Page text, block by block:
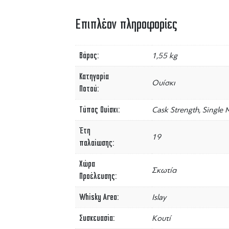
Επιπλέον πληροφορίες
Βάρος 1,55 kg
Κατηγορία
Ποτού
Ουίσκι
Τύπος Ουίσκι Cask Strength, Single
Έτη
παλαίωσης
19
Χώρα
Προέλευσης
Σκωτία
Whisky Area Islay
Συσκευασία Κουτί